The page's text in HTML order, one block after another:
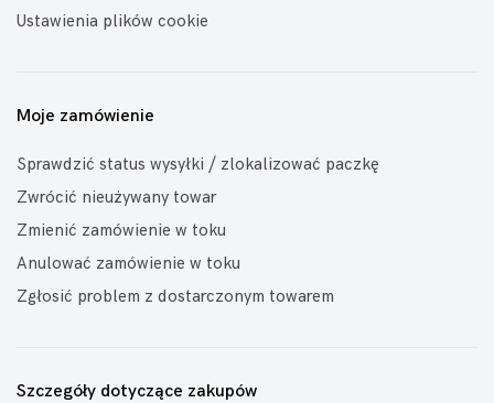
Ustawienia plików cookie
Moje zamówienie
Sprawdzić status wysyłki / zlokalizować paczkę
Zwrócić nieużywany towar
Zmienić zamówienie w toku
Anulować zamówienie w toku
Zgłosić problem z dostarczonym towarem
Szczegóły dotyczące zakupów